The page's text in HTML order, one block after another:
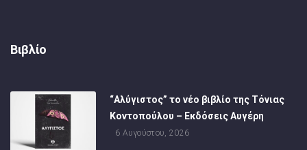
Βιβλίο
“Αλύγιστος” το νέο βιβλίο της Τόνιας
Κοντοπούλου – Εκδόσεις Αυγέρη
6 Αυγούστου, 2026